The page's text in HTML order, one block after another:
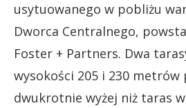
usytuowanego w pobliżu
Dworca Centralnego,
Foster + Partners. Dwa
wysokości 205 i 230 metrów
dwukrotnie wyżej niż taras